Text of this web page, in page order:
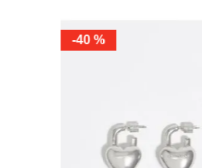
-40 %